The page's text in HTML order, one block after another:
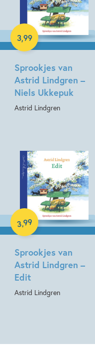
Fantasie
Klassiekers
Astrid Lindgren
Sprookjes van
Astrid Lindgren –
Niels Ukkepuk
Astrid Lindgren
3,99
Luisterboek
Sprookjes van
Astrid Lindgren –
Edit
Astrid Lindgren
3,99
Luisterboek